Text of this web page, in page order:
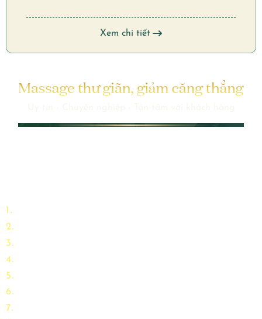
Xem chi tiết
1
2
3
4
5
6
7